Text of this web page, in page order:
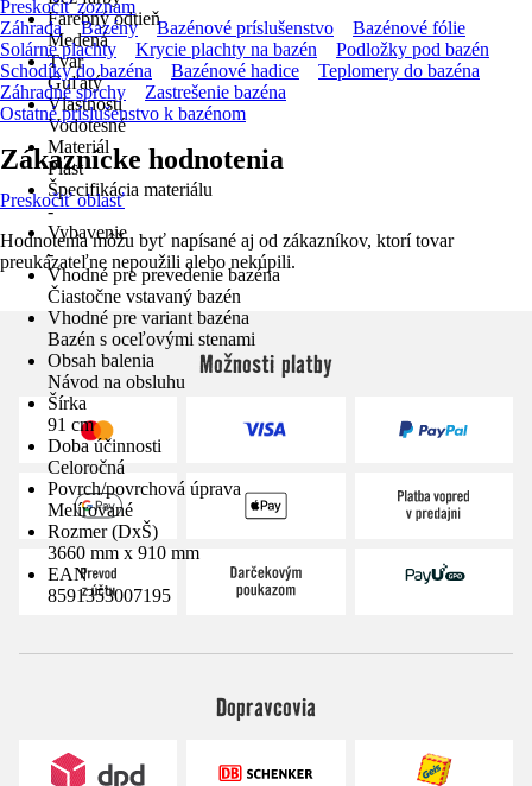
Farebný odtieň
Medená
Tvar
Guľatý
Vlastnosti
Vodotesné
Materiál
Plast
Špecifikácia materiálu
-
Vybavenie
-
Vhodné pre prevedenie bazéna
Čiastočne vstavaný bazén
Vhodné pre variant bazéna
Bazén s oceľovými stenami
Obsah balenia
Návod na obsluhu
Šírka
91 cm
Doba účinnosti
Celoročná
Povrch/povrchová úprava
Melírované
Rozmer (DxŠ)
3660 mm x 910 mm
EAN
8591353007195
Preskočiť zoznam
Záhrada
Bazény Bazénové príslušenstvo
Bazénové fólie
Solárne plachty
Krycie plachty na bazén
Podložky pod bazén
Schodíky do bazéna
Bazénové hadice
Teplomery do bazéna
Záhradné sprchy
Zastrešenie bazéna
Ostatné príslušenstvo k bazénom
Zákaznícke hodnotenia
Preskočiť oblasť
Hodnotenia môžu byť napísané aj od zákazníkov, ktorí tovar
preukázateľne nepoužili alebo nekúpili.
Možnosti platby
Dopravcovia